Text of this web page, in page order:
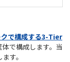
クで構成する3-Tier
で構成します。当
す。